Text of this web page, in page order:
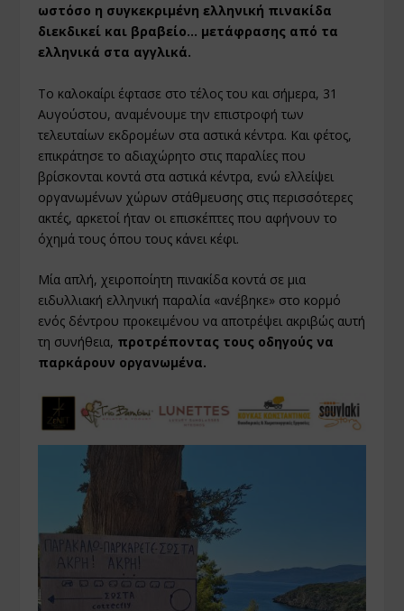
ωστόσο η συγκεκριμένη ελληνική πινακίδα
διεκδικεί και βραβείο… μετάφρασης από τα
ελληνικά στα αγγλικά.
Το καλοκαίρι έφτασε στο τέλος του και σήμερα, 31
Αυγούστου, αναμένουμε την επιστροφή των
τελευταίων εκδρομέων στα αστικά κέντρα. Και φέτος,
επικράτησε το αδιαχώρητο στις παραλίες που
βρίσκονται κοντά στα αστικά κέντρα, ενώ ελλείψει
οργανωμένων χώρων στάθμευσης στις περισσότερες
ακτές, αρκετοί ήταν οι επισκέπτες που αφήνουν το
όχημά τους όπου τους κάνει κέφι.
Μία απλή, χειροποίητη πινακίδα κοντά σε μια
ειδυλλιακή ελληνική παραλία «ανέβηκε» στο κορμό
ενός δέντρου προκειμένου να αποτρέψει ακριβώς αυτή
τη συνήθεια, προτρέποντας τους οδηγούς να
παρκάρουν οργανωμένα.